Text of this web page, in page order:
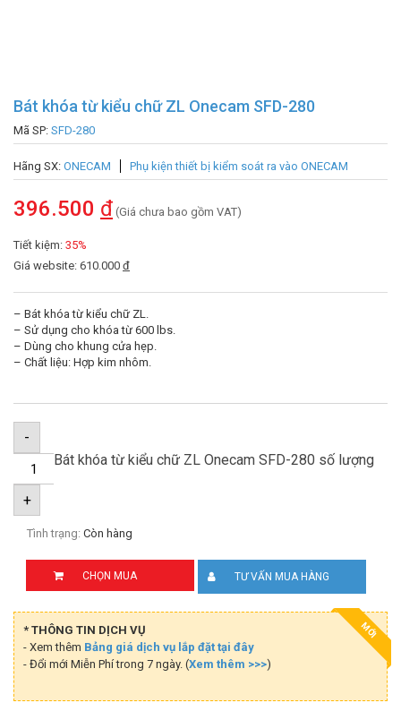
Bát khóa từ kiểu chữ ZL Onecam SFD-280
Mã SP: SFD-280
Hãng SX: ONECAM Phụ kiện thiết bị kiểm soát ra vào ONECAM
396.500 đ (Giá chưa bao gồm VAT)
Tiết kiệm: 35%
Giá website: 610.000 đ
– Bát khóa từ kiểu chữ ZL.
– Sử dụng cho khóa từ 600 lbs.
– Dùng cho khung cửa hẹp.
– Chất liệu: Hợp kim nhôm.
-
Bát khóa từ kiểu chữ ZL Onecam SFD-280 số lượng
+
Tình trạng: Còn hàng
CHỌN MUA TƯ VẤN MUA HÀNG
MỚI
* THÔNG TIN DỊCH VỤ
- Xem thêm Bảng giá dịch vụ lắp đặt tại đây
- Đổi mới Miễn Phí trong 7 ngày. (Xem thêm >>>)